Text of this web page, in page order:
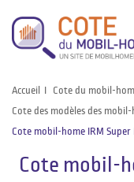
Accueil Cote du mobil-
Cote des modèles des mobil-
Cote mobil-home IRM Super
Cote mobil-